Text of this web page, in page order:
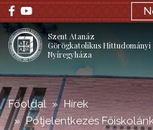
;
Szent Atanáz
Görögkatolikus Hittudományi
Nyíregyháza
Főoldal
Hírek
Pótjelentkezés